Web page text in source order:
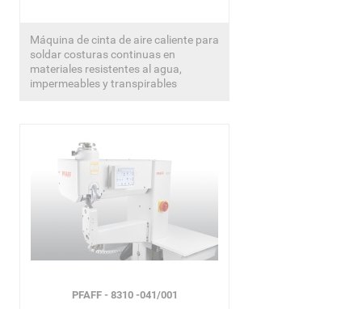
Máquina de cinta de aire caliente para
soldar costuras continuas en
materiales resistentes al agua,
impermeables y transpirables
PFAFF - 8310 -041/001